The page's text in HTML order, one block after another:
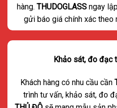
hàng. THUDOGLASS ngay
gửi báo giá chính xác theo
Khảo sát, đo đạc
Khách hàng có nhu cầu cần
trình tư vấn, khảo sát, đo